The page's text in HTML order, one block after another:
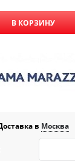
В КОРЗИНУ
в Москва